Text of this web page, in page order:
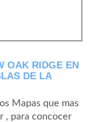
OAK RIDGE EN
DE LA
Mapas que mas
, para concocer